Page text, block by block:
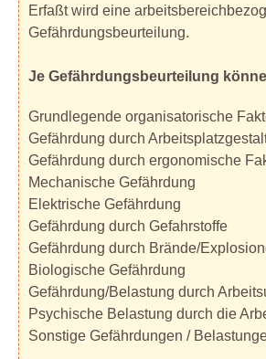
Erfaßt wird eine
Gefährdungsbeurteilung.
Je Gefährdungsbeurteilung
Grundlegende organisatorische
Gefährdung durch
Gefährdung durch ergonomische
Mechanische Gefährdung
Elektrische Gefährdung
Gefährdung durch Gefahrstoffe
Gefährdung durch Brände/
Biologische Gefährdung
Gefährdung/Belastung durch
Psychische Belastung durch die
Sonstige Gefährdungen /